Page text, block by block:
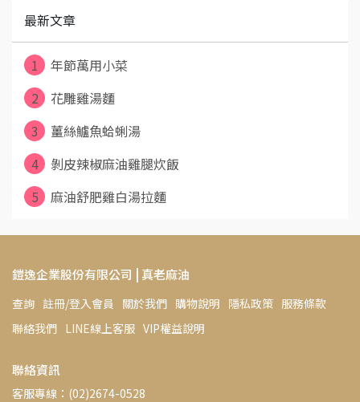
最新文章
1
年節萬用小菜
2
花雕雞湯麵
3
薑絲鱸魚蛤蜊湯
4
剝皮辣椒麻油雞腿炊飯
5
麻油舒肥雞白湯拉麵
鎧逸企業股份有限公司 | 真老麻油
查詢 註冊/登入會員 關於我們 購物說明 隱私政策 服務條款
聯絡我們 LINE線上客服 VIP權益說明
聯絡資訊
客服專線：(02)2674-0528